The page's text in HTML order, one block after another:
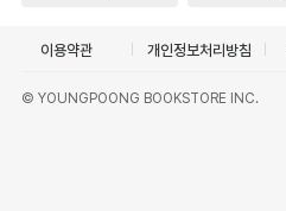
이용약관 개인정보처리방침
© YOUNGPOONG BOOKSTORE INC.